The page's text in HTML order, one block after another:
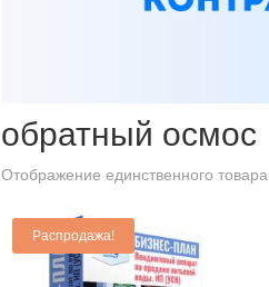
обратный осмос
Отображение единственного товара
Распродажа!